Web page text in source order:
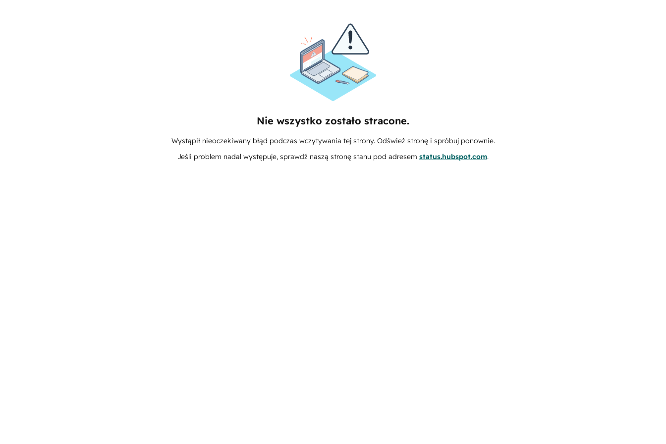
Nie wszystko zostało stracone.
Wystąpił nieoczekiwany błąd podczas wczytywania tej strony. Odśwież stronę i spróbuj ponownie.
Jeśli problem nadal występuje, sprawdź naszą stronę stanu pod adresem status.hubspot.com.